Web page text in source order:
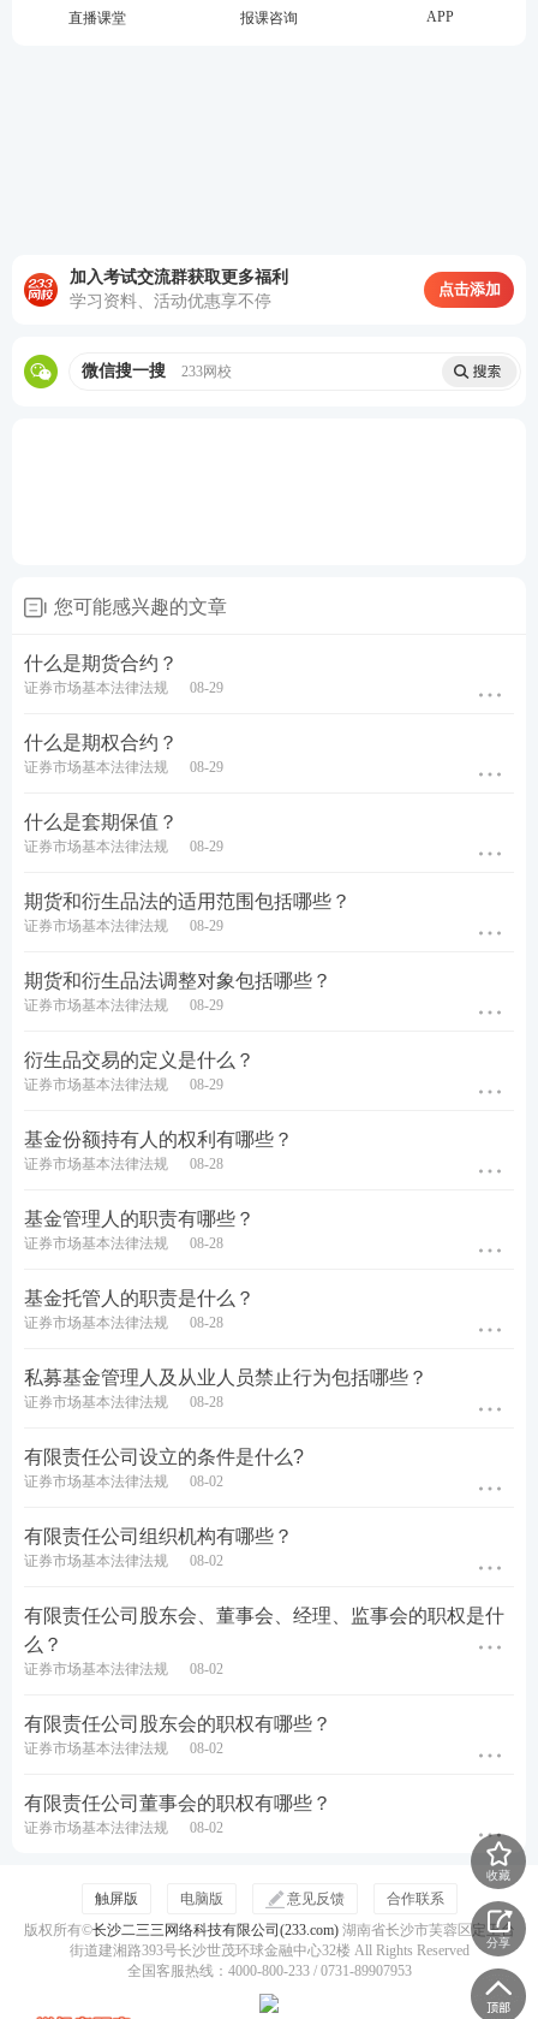
直播课堂 报课咨询 APP
加入考试交流群获取更多福利
学习资料、活动优惠享不停
点击添加
微信搜一搜 233网校
您可能感兴趣的文章
什么是期货合约？
证券市场基本法律法规 08-29
什么是期权合约？
证券市场基本法律法规 08-29
什么是套期保值？
证券市场基本法律法规 08-29
期货和衍生品法的适用范围包括哪些？
证券市场基本法律法规 08-29
期货和衍生品法调整对象包括哪些？
证券市场基本法律法规 08-29
衍生品交易的定义是什么？
证券市场基本法律法规 08-29
基金份额持有人的权利有哪些？
证券市场基本法律法规 08-28
基金管理人的职责有哪些？
证券市场基本法律法规 08-28
基金托管人的职责是什么？
证券市场基本法律法规 08-28
私募基金管理人及从业人员禁止行为包括哪些？
证券市场基本法律法规 08-28
有限责任公司设立的条件是什么?
证券市场基本法律法规 08-02
有限责任公司组织机构有哪些？
证券市场基本法律法规 08-02
有限责任公司股东会、董事会、经理、监事会的职权是什
么？
证券市场基本法律法规 08-02
有限责任公司股东会的职权有哪些？
证券市场基本法律法规 08-02
有限责任公司董事会的职权有哪些？
证券市场基本法律法规 08-02
收藏
分享
触屏版 电脑版 意见反馈
合作联系
版权所有©长沙二三三网络科技有限公司(233.com)湖南省长沙市芙蓉区定王台
街道建湘路393号长沙世茂环球金融中心32楼 All Rights Reserved
全国客服热线：4000-800-233 / 0731-89907953